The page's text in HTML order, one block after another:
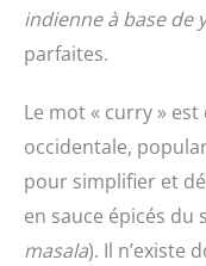
indienne à base de
parfaites.
Le mot « curry »
occidentale,
pour simplifier et
en sauce épicés
masala). Il n’existe